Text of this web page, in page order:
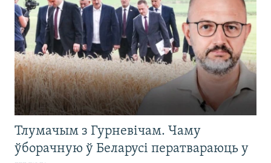
Тлумачым з Гурневічам. Чаму
ўборачную ў Беларусі ператвараюць у